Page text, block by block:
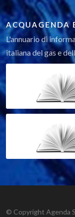
ACQUAGENDA
L'annuario di
italiana del gas e
© Copyright Agenda